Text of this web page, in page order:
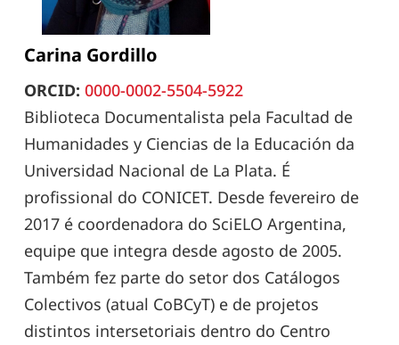
Carina Gordillo
ORCID: 0000-0002-5504-5922
Biblioteca Documentalista pela Facultad de
Humanidades y Ciencias de la Educación da
Universidad Nacional de La Plata. É
profissional do CONICET. Desde fevereiro de
2017 é coordenadora do SciELO Argentina,
equipe que integra desde agosto de 2005.
Também fez parte do setor dos Catálogos
Colectivos (atual CoBCyT) e de projetos
distintos intersetoriais dentro do Centro